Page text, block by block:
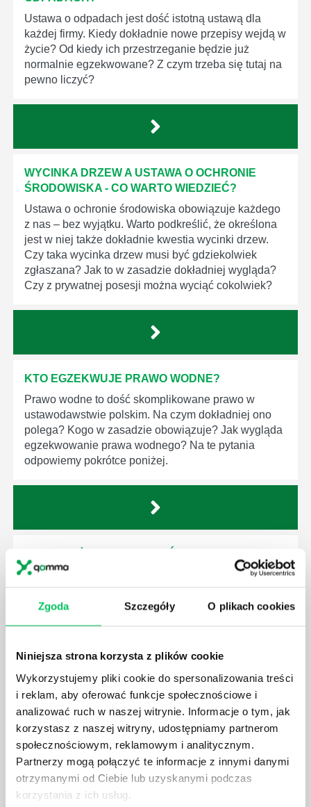
Zgoda Szczegóły O plikach cookies
Niniejsza strona korzysta z plików cookie
Wykorzystujemy pliki cookie do spersonalizowania treści
i reklam, aby oferować funkcje społecznościowe i
analizować ruch w naszej witrynie. Informacje o tym, jak
korzystasz z naszej witryny, udostępniamy partnerom
społecznościowym, reklamowym i analitycznym.
Partnerzy mogą połączyć te informacje z innymi danymi
otrzymanymi od Ciebie lub uzyskanymi podczas
korzystania z ich usług.
Ustawa o odpadach jest dość istotną ustawą dla
każdej firmy. Kiedy dokładnie nowe przepisy wejdą w
życie? Od kiedy ich przestrzeganie będzie już
normalnie egzekwowane? Z czym trzeba się tutaj na
pewno liczyć?
WYCINKA DRZEW A USTAWA O OCHRONIE
ŚRODOWISKA - CO WARTO WIEDZIEĆ?
Ustawa o ochronie środowiska obowiązuje każdego
z nas – bez wyjątku. Warto podkreślić, że określona
jest w niej także dokładnie kwestia wycinki drzew.
Czy taka wycinka drzew musi być gdziekolwiek
zgłaszana? Jak to w zasadzie dokładniej wygląda?
Czy z prywatnej posesji można wyciąć cokolwiek?
KTO EGZEKWUJE PRAWO WODNE?
Prawo wodne to dość skomplikowane prawo w
ustawodawstwie polskim. Na czym dokładniej ono
polega? Kogo w zasadzie obowiązuje? Jak wygląda
egzekwowanie prawa wodnego? Na te pytania
odpowiemy pokrótce poniżej.
WYMAGANIAMI NORM JAKOŚCI WYROBÓW
W związku z ogromnym rozwojem dzisiejszego
dziedziny gospodarki. Dzięki nim wszystkie firmy
wprowadzenie dąży do ujednolicenia jakości
produktów, które trafiają do klientów.
CZYM ZAJMUJE SIĘ AUDYTOR WEWNĘTRZNY